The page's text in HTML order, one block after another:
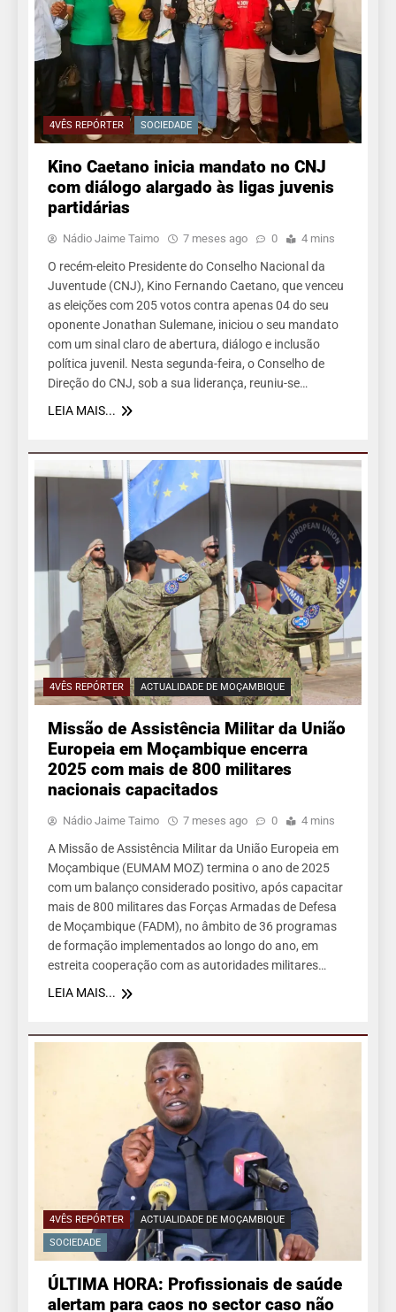
4VÊS REPÓRTER SOCIEDADE
Kino Caetano inicia mandato no CNJ
com diálogo alargado às ligas juvenis
partidárias
Nádio Jaime Taimo 7 meses ago 0 4 mins
O recém-eleito Presidente do Conselho Nacional da
Juventude (CNJ), Kino Fernando Caetano, que venceu
as eleições com 205 votos contra apenas 04 do seu
oponente Jonathan Sulemane, iniciou o seu mandato
com um sinal claro de abertura, diálogo e inclusão
política juvenil. Nesta segunda-feira, o Conselho de
Direção do CNJ, sob a sua liderança, reuniu-se…
LEIA MAIS...
4VÊS REPÓRTER ACTUALIDADE DE MOÇAMBIQUE
Missão de Assistência Militar da União
Europeia em Moçambique encerra
2025 com mais de 800 militares
nacionais capacitados
Nádio Jaime Taimo 7 meses ago 0 4 mins
A Missão de Assistência Militar da União Europeia em
Moçambique (EUMAM MOZ) termina o ano de 2025
com um balanço considerado positivo, após capacitar
mais de 800 militares das Forças Armadas de Defesa
de Moçambique (FADM), no âmbito de 36 programas
de formação implementados ao longo do ano, em
estreita cooperação com as autoridades militares…
LEIA MAIS...
4VÊS REPÓRTER
ACTUALIDADE DE MOÇAMBIQUE
SOCIEDADE
ÚLTIMA HORA: Profissionais de saúde
alertam para caos no sector caso não